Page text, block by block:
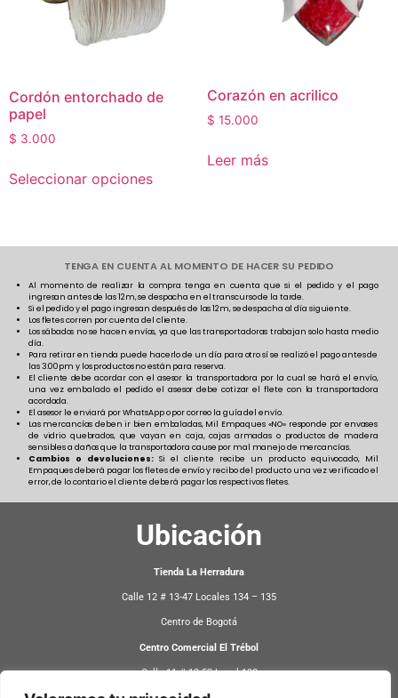
Cordón entorchado de
papel
$ 3.000
Seleccionar opciones
Corazón en acrilico
$ 15.000
Leer más
TENGA EN CUENTA AL MOMENTO DE HACER SU PEDIDO
Al momento de realizar la compra tenga en cuenta que si el pedido y el pago
ingresan antes de las 12m, se despacha en el transcurso de la tarde.
Si el pedido y el pago ingresan después de las 12m, se despacha al día siguiente.
Los fletes corren por cuenta del cliente.
Los sábados no se hacen envíos, ya que las transportadoras trabajan solo hasta medio
día.
Para retirar en tienda puede hacerlo de un día para otro sí se realizó el pago antes de
las 3:00pm y los productos no están para reserva.
El cliente debe acordar con el asesor la transportadora por la cual se hará el envío,
una vez embalado el pedido el asesor debe cotizar el flete con la transportadora
acordada.
El asesor le enviará por WhatsApp o por correo la guía del envío.
Las mercancías deben ir bien embaladas, Mil Empaques «NO» responde por envases
de vidrio quebrados, que vayan en caja, cajas armadas o productos de madera
sensibles a daños que la transportadora cause por mal manejo de mercancías.
Cambios o devoluciones:Si el cliente recibe un producto equivocado, Mil
Empaques deberá pagar los fletes de envío y recibo del producto una vez verificado el
error, de lo contario el cliente deberá pagar los respectivos fletes.
Ubicación
Tienda La Herradura
Calle 12 # 13-47 Locales 134 – 135
Centro de Bogotá
Centro Comercial El Trébol
Calle 11 # 13-52 Local 108